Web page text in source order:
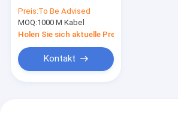
Glasfaserkabel
Preis:To Be Advised
MOQ:1000 M Kabel
Holen Sie sich aktuelle Preis
Kontakt